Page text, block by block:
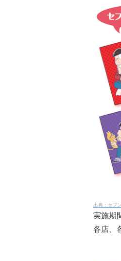
セブ
実施期
各店、